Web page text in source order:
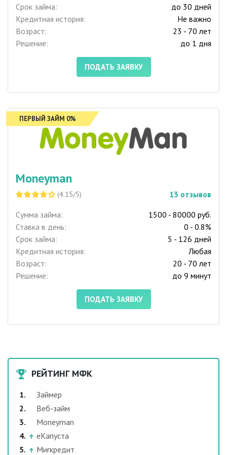
Срок займа:
до 30 дней
Кредитная история:
Не важно
Возраст:
23 - 70 лет
Решение:
до 1 дня
ПОДАТЬ ЗАЯВКУ
ПЕРВЫЙ ЗАЙМ 0%
Moneyman
(4.15/5) 13 отзывов
Сумма займа:
1500 - 80000 руб.
Ставка в день:
0 - 0.8%
Срок займа:
5 - 126 дней
Кредитная история:
Любая
Возраст:
20 - 70 лет
Решение:
до 9 минут
ПОДАТЬ ЗАЯВКУ
РЕЙТИНГ МФК
Займер
Веб-займ
Moneyman
еКапуста
Мигкредит